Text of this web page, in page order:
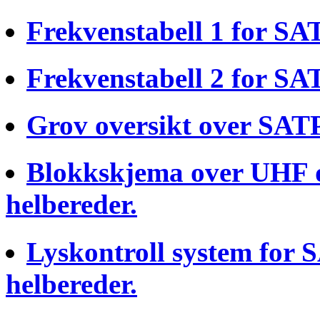
Frekvenstabell 1 for
Frekvenstabell 2 for
Grov oversikt over
Blokkskjema over UHF
helbereder.
Lyskontroll system for
helbereder.